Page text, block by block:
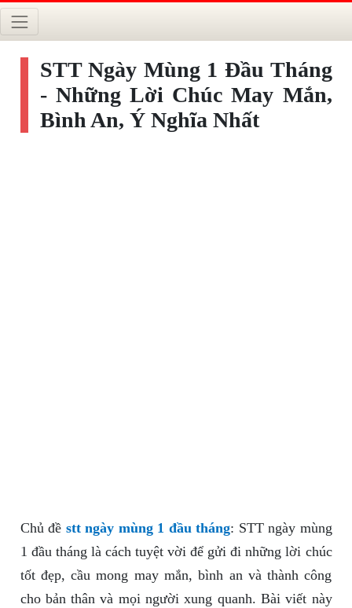
STT Ngày Mùng 1 Đầu Tháng
- Những Lời Chúc May Mắn,
Bình An, Ý Nghĩa Nhất
Chủ đề stt ngày mùng 1 đầu tháng: STT ngày mùng
1 đầu tháng là cách tuyệt vời để gửi đi những lời chúc
tốt đẹp, cầu mong may mắn, bình an và thành công
cho bản thân và mọi người xung quanh. Bài viết này